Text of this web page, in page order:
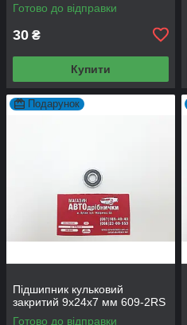
Готово до відправки
30 ₴
Купити
Подарунок
Підшипник кульковий
закритий 9х24х7 мм 609-2RS
Готово до відправки